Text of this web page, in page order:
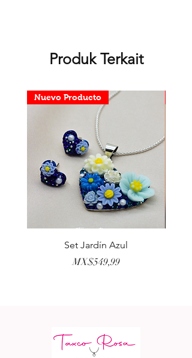
Produk Terkait
Nuevo Producto
Set Jardín Azul
Harga
MX$549,99